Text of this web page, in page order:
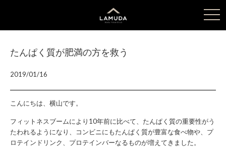
たんぱく質が肥満の方を救う
2019/01/16
こんにちは、横山です。
フィットネスブームにより10年前に比べて、たんぱく質の重要性がう
たわれるようになり、コンビニにもたんぱく質が豊富な食べ物や、プ
ロテインドリンク、プロテインバーなるものが増えてきました。